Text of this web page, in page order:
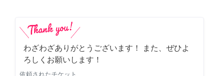
わざわざありがとうございます！ また、ぜひよ
ろしくお願いします！
依頼されたチケット